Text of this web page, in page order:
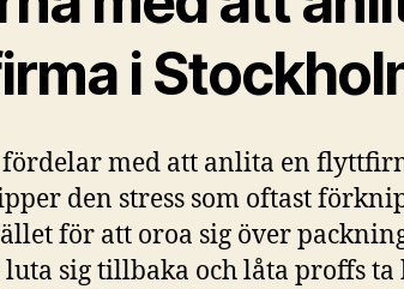
i
fördelar med att anlita en
den stress som oftast
för att oroa sig över
sig tillbaka och låta proffs ta